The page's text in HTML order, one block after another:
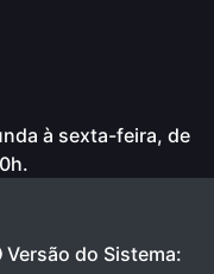
à sexta-feira, de
Versão do Sistema: